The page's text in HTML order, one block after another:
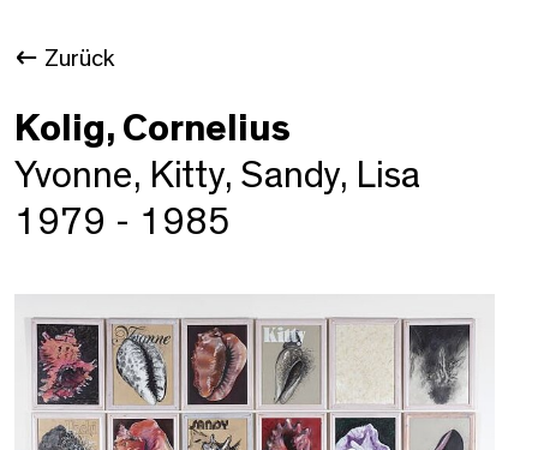
Zurück
Kolig, Cornelius
Yvonne, Kitty, Sandy, Lisa
1979 - 1985